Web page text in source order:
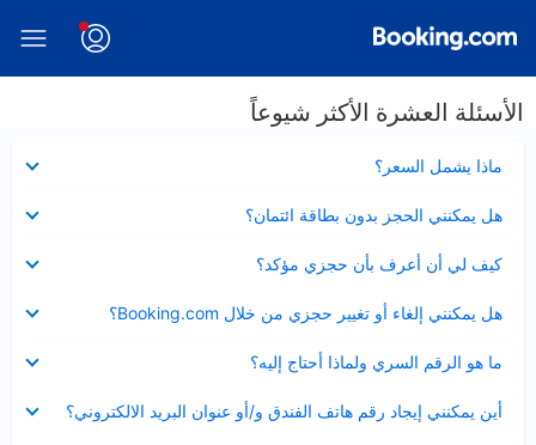
الأسئلة العشرة الأكثر شيوعاً
ماذا يشمل السعر؟
مصغر
هل يمكنني الحجز بدون بطاقة ائتمان؟
مصغر
كيف لي أن أعرف بأن حجزي مؤكد؟
مصغر
هل يمكنني إلغاء أو تغيير حجزي من خلال Booking.com؟
مصغر
ما هو الرقم السري ولماذا أحتاج إليه؟
مصغر
أين يمكنني إيجاد رقم هاتف الفندق و/أو عنوان البريد الالكتروني؟
عرض
مصغر